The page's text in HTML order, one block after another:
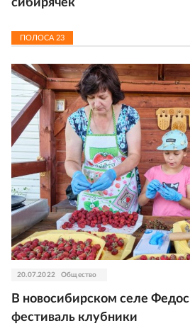
сибирячек
ПОЛОСА 23
20.07.2022 Общество
В новосибирском селе
фестиваль клубники